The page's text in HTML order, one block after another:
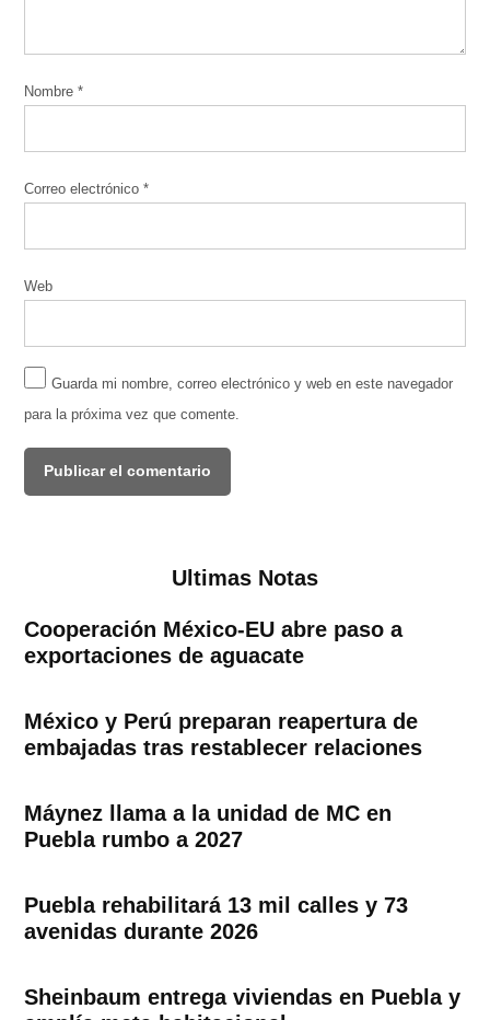
Nombre*
Correo electrónico*
Web
Guarda mi nombre, correo electrónico y web en este navegador
para la próxima vez que comente.
Ultimas Notas
Cooperación México-EU abre paso a
exportaciones de aguacate
México y Perú preparan reapertura de
embajadas tras restablecer relaciones
Máynez llama a la unidad de MC en
Puebla rumbo a 2027
Puebla rehabilitará 13 mil calles y 73
avenidas durante 2026
Sheinbaum entrega viviendas en Puebla y